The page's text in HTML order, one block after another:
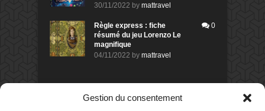
Gestion du consentement
30/11/2022 by mattravel
Règle express : fiche
résumé du jeu Lorenzo Le
magnifique
04/11/2022 by mattravel
0
DERNIERS AVIS DES MEMBRES